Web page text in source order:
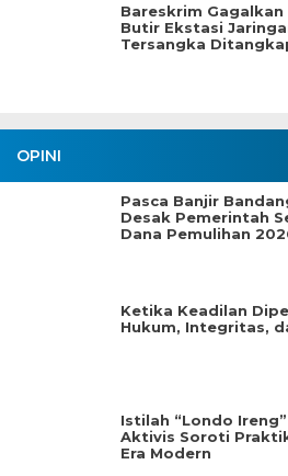
Bareskrim Gagalkan
Butir Ekstasi
Tersangka
OPINI
Pasca Banjir
Desak Pemerintah
Dana Pemulihan
Ketika Keadilan
Hukum, Integritas,
Istilah “Londo
Aktivis Soroti
Era Modern